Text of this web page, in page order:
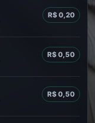
R$ 0,20
R$ 0,50
R$ 0,50